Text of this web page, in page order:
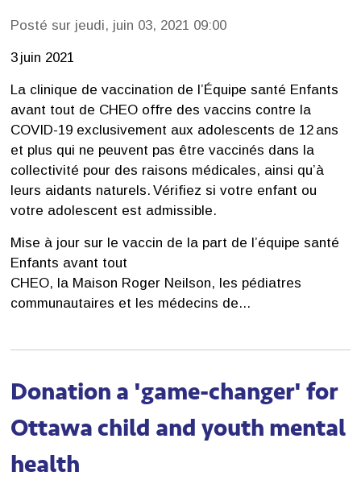
Posté sur jeudi, juin 03, 2021 09:00
3 juin 2021
La clinique de vaccination de l’Équipe santé Enfants
avant tout de CHEO offre des vaccins contre la
COVID-19 exclusivement aux adolescents de 12 ans
et plus qui ne peuvent pas être vaccinés dans la
collectivité pour des raisons médicales, ainsi qu’à
leurs aidants naturels. Vérifiez si votre enfant ou
votre adolescent est admissible.
Mise à jour sur le vaccin de la part de l’équipe santé
Enfants avant tout
CHEO, la Maison Roger Neilson, les pédiatres
communautaires et les médecins de...
Donation a 'game-changer' for
Ottawa child and youth mental
health